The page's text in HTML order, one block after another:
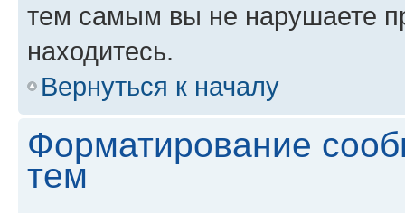
тем самым вы не нарушаете
находитесь.
Вернуться к началу
Форматирование
тем